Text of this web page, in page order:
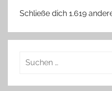
Schließe dich 1.619
Suchen